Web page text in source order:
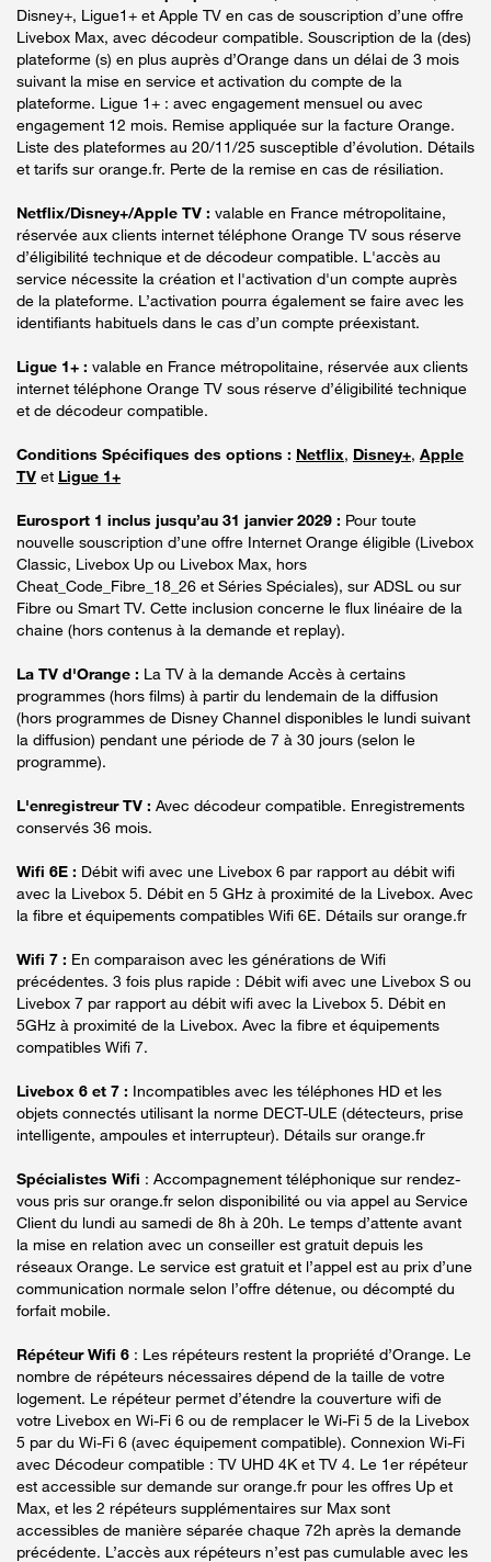
Disney+, Ligue1+ et Apple TV en cas de souscription d’une offre
Livebox Max, avec décodeur compatible. Souscription de la (des)
plateforme (s) en plus auprès d’Orange dans un délai de 3 mois
suivant la mise en service et activation du compte de la
plateforme. Ligue 1+ : avec engagement mensuel ou avec
engagement 12 mois. Remise appliquée sur la facture Orange.
Liste des plateformes au 20/11/25 susceptible d’évolution. Détails
et tarifs sur orange.fr. Perte de la remise en cas de résiliation.
Netflix/Disney+/Apple TV : valable en France métropolitaine,
réservée aux clients internet téléphone Orange TV sous réserve
d’éligibilité technique et de décodeur compatible. L'accès au
service nécessite la création et l'activation d'un compte auprès
de la plateforme. L’activation pourra également se faire avec les
identifiants habituels dans le cas d’un compte préexistant.
Ligue 1+ : valable en France métropolitaine, réservée aux clients
internet téléphone Orange TV sous réserve d’éligibilité technique
et de décodeur compatible.
Conditions Spécifiques des options : Netflix, Disney+, Apple
TV et Ligue 1+
Eurosport 1 inclus jusqu’au 31 janvier 2029 : Pour toute
nouvelle souscription d’une offre Internet Orange éligible (Livebox
Classic, Livebox Up ou Livebox Max, hors
Cheat_Code_Fibre_18_26 et Séries Spéciales), sur ADSL ou sur
Fibre ou Smart TV. Cette inclusion concerne le flux linéaire de la
chaine (hors contenus à la demande et replay).
La TV d'Orange : La TV à la demande Accès à certains
programmes (hors films) à partir du lendemain de la diffusion
(hors programmes de Disney Channel disponibles le lundi suivant
la diffusion) pendant une période de 7 à 30 jours (selon le
programme).
L'enregistreur TV : Avec décodeur compatible. Enregistrements
conservés 36 mois.
Wifi 6E : Débit wifi avec une Livebox 6 par rapport au débit wifi
avec la Livebox 5. Débit en 5 GHz à proximité de la Livebox. Avec
la fibre et équipements compatibles Wifi 6E. Détails sur orange.fr
Wifi 7 : En comparaison avec les générations de Wifi
précédentes. 3 fois plus rapide : Débit wifi avec une Livebox S ou
Livebox 7 par rapport au débit wifi avec la Livebox 5. Débit en
5GHz à proximité de la Livebox. Avec la fibre et équipements
compatibles Wifi 7.
Livebox 6 et 7 : Incompatibles avec les téléphones HD et les
objets connectés utilisant la norme DECT-ULE (détecteurs, prise
intelligente, ampoules et interrupteur). Détails sur orange.fr
Spécialistes Wifi : Accompagnement téléphonique sur rendez-
vous pris sur orange.fr selon disponibilité ou via appel au Service
Client du lundi au samedi de 8h à 20h. Le temps d’attente avant
la mise en relation avec un conseiller est gratuit depuis les
réseaux Orange. Le service est gratuit et l’appel est au prix d’une
communication normale selon l’offre détenue, ou décompté du
forfait mobile.
Répéteur Wifi 6 : Les répéteurs restent la propriété d’Orange. Le
nombre de répéteurs nécessaires dépend de la taille de votre
logement. Le répéteur permet d’étendre la couverture wifi de
votre Livebox en Wi-Fi 6 ou de remplacer le Wi-Fi 5 de la Livebox
5 par du Wi-Fi 6 (avec équipement compatible). Connexion Wi-Fi
avec Décodeur compatible : TV UHD 4K et TV 4. Le 1er répéteur
est accessible sur demande sur orange.fr pour les offres Up et
Max, et les 2 répéteurs supplémentaires sur Max sont
accessibles de manière séparée chaque 72h après la demande
précédente. L’accès aux répéteurs n’est pas cumulable avec les